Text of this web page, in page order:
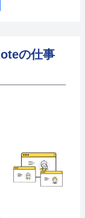
の仕事